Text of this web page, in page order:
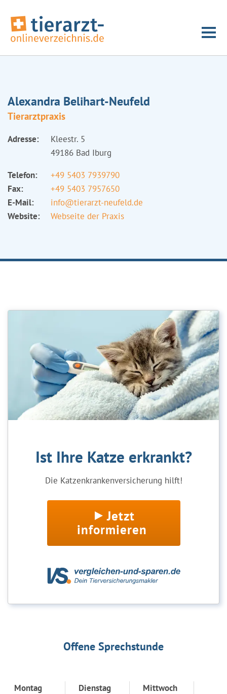
Alexandra Belihart-Neufeld
Tierarztpraxis
Adresse:
Kleestr. 5
49186 Bad Iburg
Telefon:
+49 5403 7939790
Fax:
+49 5403 7957650
E-Mail:
info@tierarzt-neufeld.de
Website:
Webseite der Praxis
Ist Ihre Katze erkrankt?
Die Katzenkrankenversicherung hilft!
Jetzt
informieren
Offene Sprechstunde
Montag
Dienstag
Mittwoch